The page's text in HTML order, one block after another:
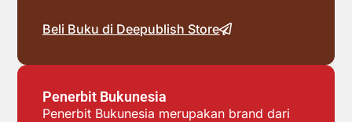
Beli Buku di Deepublish Store
Penerbit Bukunesia
Penerbit Bukunesia merupakan brand dari